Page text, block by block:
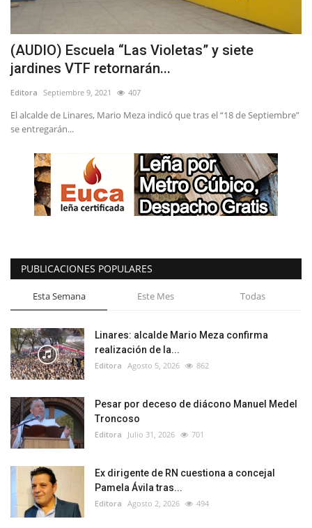
(AUDIO) Escuela “Las Violetas” y siete
jardines VTF retornarán...
Editora Septiembre 9, 2021 407
El alcalde de Linares, Mario Meza indicó que tras el “18 de Septiembre”
se entregarán...
PUBLICACIONES POPULARES
Esta Semana Este Mes Todas
Linares: alcalde Mario Meza confirma
realización de la...
Editora Agosto 5, 2026 862
Pesar por deceso de diácono Manuel Medel
Troncoso
Editora Julio 31, 2026 701
Ex dirigente de RN cuestiona a concejal
Pamela Ávila tras...
Editora Agosto 2, 2026 494